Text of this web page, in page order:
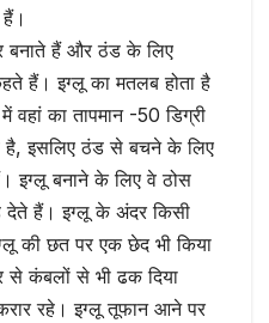
बनाते हैं और ठंड के लिए
हैं। इग्लू का मतलब होता है
का तापमान -50 डिग्री
है, इसलिए ठंड से बचने के लिए
इग्लू बनाने के लिए वे ठोस
हैं। इग्लू के अंदर किसी
की छत पर एक छेद भी किया
से कंबलों से भी ढक दिया
रहे। इग्लू तूफान आने पर